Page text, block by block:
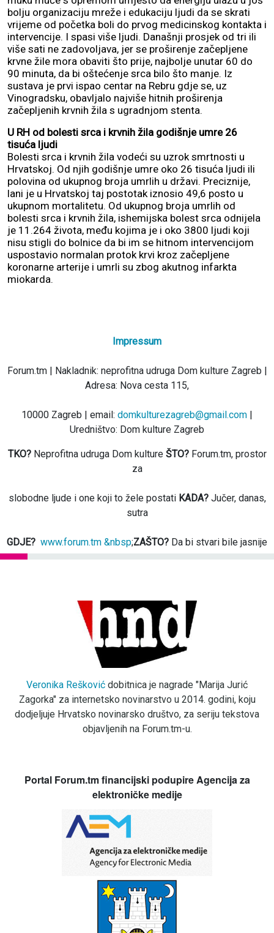
bolju organizaciju mreže i edukaciju ljudi da se skrati
vrijeme od početka boli do prvog medicinskog kontakta i
intervencije. I spasi više ljudi. Današnji prosjek od tri ili
više sati ne zadovoljava, jer se proširenje začepljene
krvne žile mora obaviti što prije, najbolje unutar 60 do
90 minuta, da bi oštećenje srca bilo što manje. Iz
sustava je prvi ispao centar na Rebru gdje se, uz
Vinogradsku, obavljalo najviše hitnih proširenja
začepljenih krvnih žila s ugradnjom stenta.
U RH od bolesti srca i krvnih žila godišnje umre 26
tisuća ljudi
Bolesti srca i krvnih žila vodeći su uzrok smrtnosti u
Hrvatskoj. Od njih godišnje umre oko 26 tisuća ljudi ili
polovina od ukupnog broja umrlih u državi. Preciznije,
lani je u Hrvatskoj taj postotak iznosio 49,6 posto u
ukupnom mortalitetu. Od ukupnog broja umrlih od
bolesti srca i krvnih žila, ishemijska bolest srca odnijela
je 11.264 života, među kojima je i oko 3800 ljudi koji
nisu stigli do bolnice da bi im se hitnom intervencijom
uspostavio normalan protok krvi kroz začepljene
koronarne arterije i umrli su zbog akutnog infarkta
miokarda.
Impressum
Forum.tm | Nakladnik: neprofitna udruga Dom kulture Zagreb |
Adresa: Nova cesta 115,
10000 Zagreb | email: domkulturezagreb@gmail.com
Uredništvo: Dom kulture Zagreb
TKO?Neprofitna udruga Dom kulture ŠTO?Forum.tm, prostor
za
slobodne ljude i one koji to žele postati KADA?Jučer, danas,
sutra
GDJE? www.forum.tm &nbsp;ZAŠTO? Da bi stvari bile jasnije
Veronika Rešković dobitnica je nagrade "Marija Jurić
Zagorka" za internetsko novinarstvo u 2014. godini, koju
dodjeljuje Hrvatsko novinarsko društvo, za seriju tekstova
objavljenih na Forum.tm-u.
Portal Forum.tm financijski podupire Agencija za
elektroničke medije